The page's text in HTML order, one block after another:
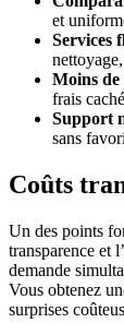
et
Services
Moins de
frais
Support
sans
Coûts
Un des points
transparence et
demande
Vous obtenez
surprises